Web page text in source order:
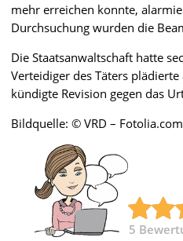
mehr erreichen konnte,
Durchsuchung wurden die
Die Staatsanwaltschaft hatte
Verteidiger des Täters
kündigte Revision gegen das
Bildquelle: © VRD – Fotolia.com
5